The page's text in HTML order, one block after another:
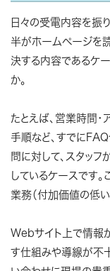
日々の受電内容を振
半がホームページを
決する内容であるケ
か。
たとえば、営業時間・
手順など、すでに
問に対して、スタッ
しているケースです
業務（付加価値の低い
Webサイト上で情報
す仕組みや導線が不